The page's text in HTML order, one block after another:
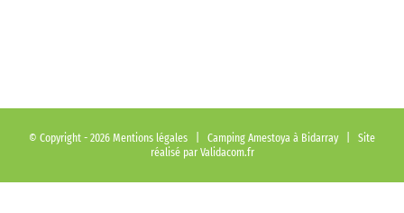
© Copyright - 2026 Mentions légales | Camping Amestoya à Bidarray | Site
réalisé par Validacom.fr